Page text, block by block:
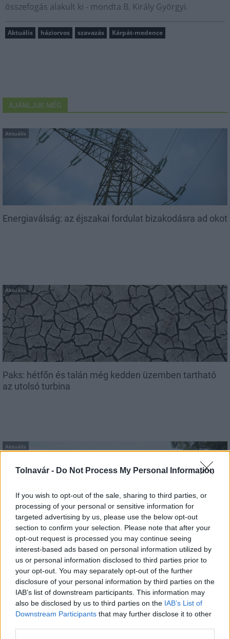
Tolnavár - Do Not Process My Personal Information
If you wish to opt-out of the sale, sharing to third parties, or
processing of your personal or sensitive information for
targeted advertising by us, please use the below opt-out
section to confirm your selection. Please note that after your
opt-out request is processed you may continue seeing
interest-based ads based on personal information utilized by
us or personal information disclosed to third parties prior to
your opt-out. You may separately opt-out of the further
disclosure of your personal information by third parties on the
IAB’s list of downstream participants. This information may
also be disclosed by us to third parties on the IAB’s List of
Downstream Participants that may further disclose it to other
összefogás alakult ki - mondta B. Király Györgyi.
Aktuális háziorvos szavazás Kárpát-medence
AJÁNLJUK MÉG
Aktuális
Energiaválság: az éjszakai fordulat bizakodásra ad okot
Aktuális
Paks: hétfőn és talán még kedden üzemben tartható
az utolsó turbina
Aktuális
Az atomerőmű egyetlen hatása a környezetre, hogy a
Duna vizét némileg felmelegíti